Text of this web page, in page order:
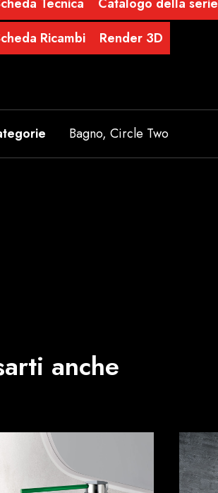
Ricambi
Render 3D
Bagno, Circle Two
anche